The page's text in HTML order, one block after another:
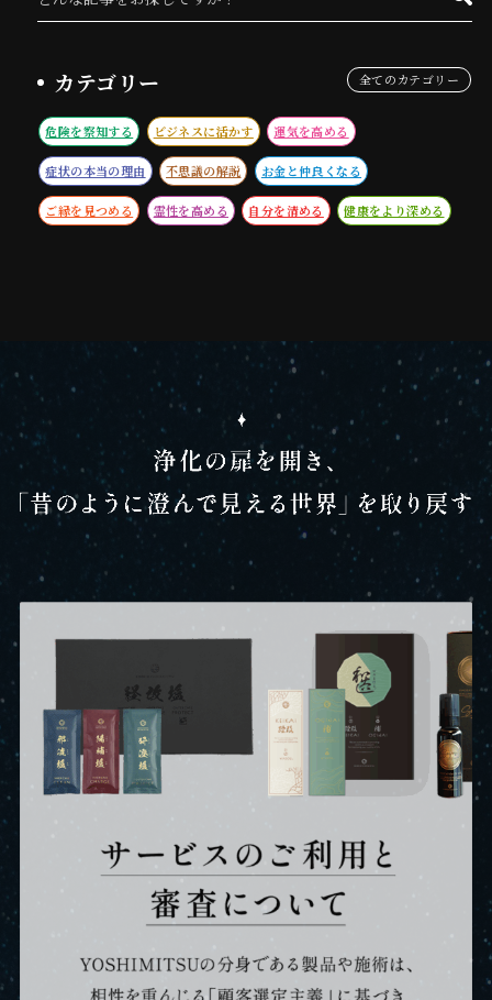
カテゴリー 全てのカテゴリー
危険を察知する ビジネスに活かす 運気を高める
症状の本当の理由 不思議の解説 お金と仲良くなる
ご縁を見つめる 霊性を高める 自分を清める 健康をより深める